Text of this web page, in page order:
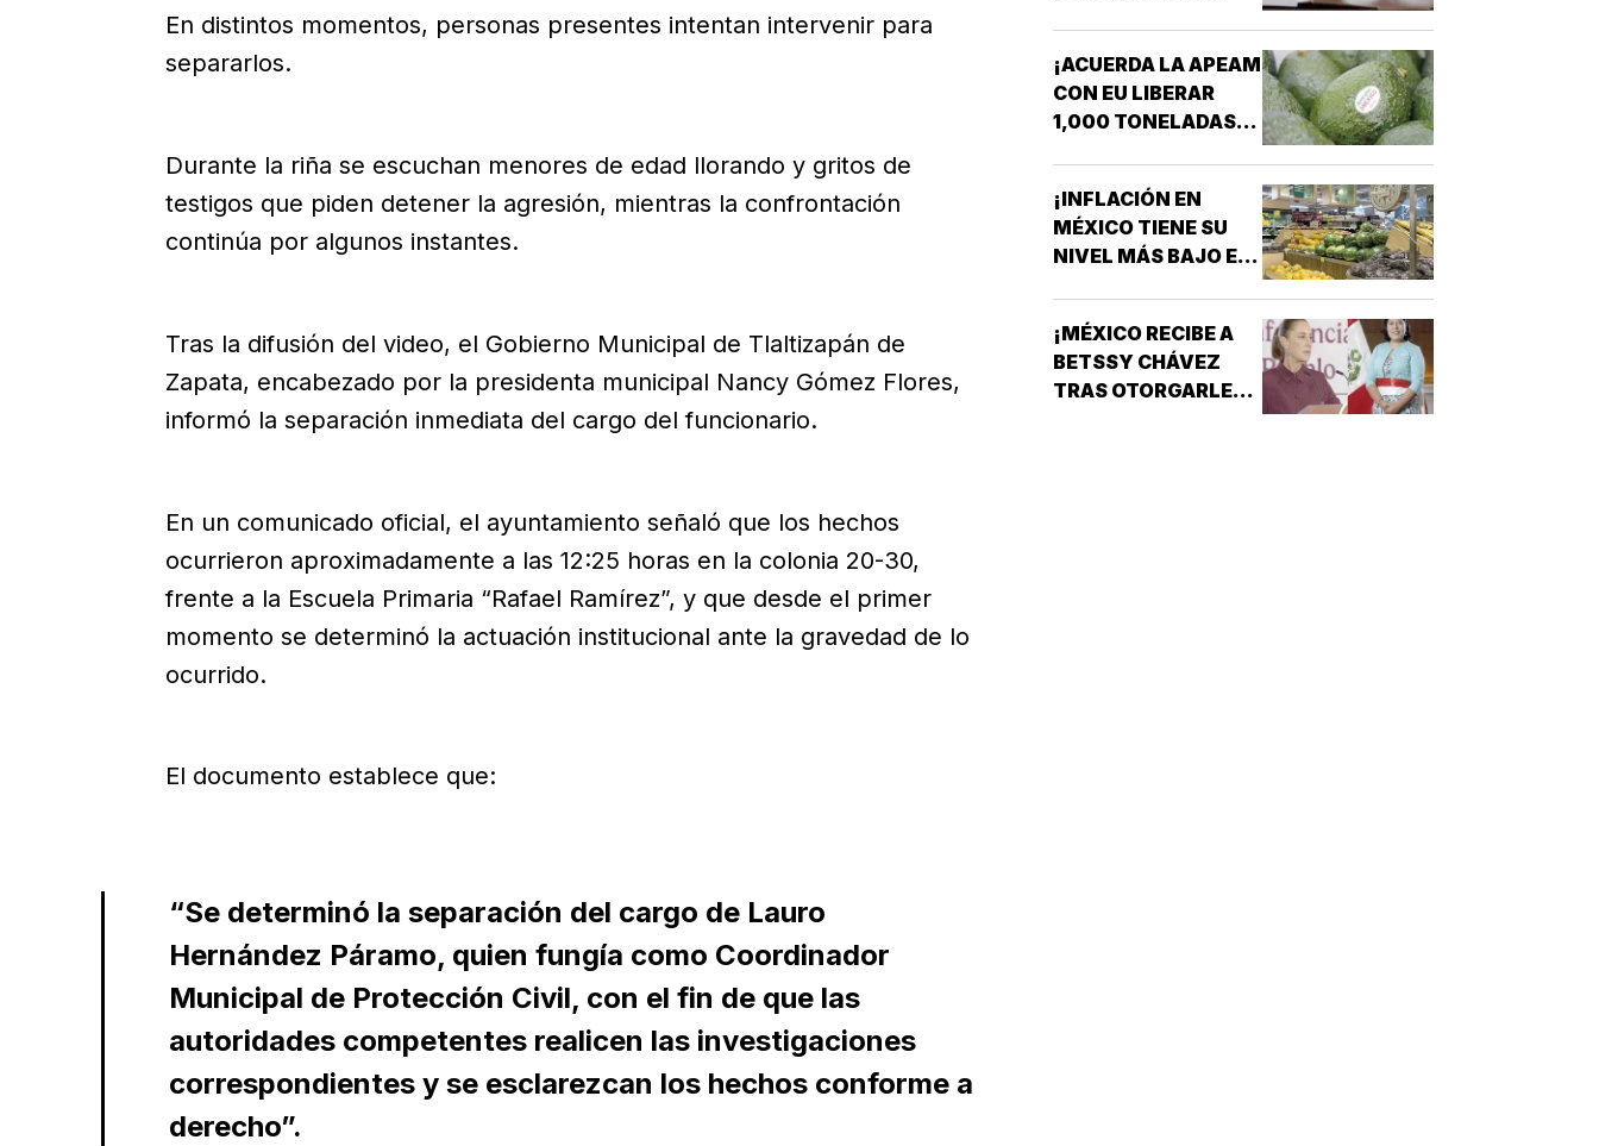
En distintos momentos, personas presentes intentan intervenir para
separarlos.
Durante la riña se escuchan menores de edad llorando y gritos de
testigos que piden detener la agresión, mientras la confrontación
continúa por algunos instantes.
Tras la difusión del video, el Gobierno Municipal de Tlaltizapán de
Zapata, encabezado por la presidenta municipal Nancy Gómez Flores,
informó la separación inmediata del cargo del funcionario.
En un comunicado oficial, el ayuntamiento señaló que los hechos
ocurrieron aproximadamente a las 12:25 horas en la colonia 20-30,
frente a la Escuela Primaria “Rafael Ramírez”, y que desde el primer
momento se determinó la actuación institucional ante la gravedad de lo
ocurrido.
El documento establece que:
“Se determinó la separación del cargo de Lauro
Hernández Páramo, quien fungía como Coordinador
Municipal de Protección Civil, con el fin de que las
autoridades competentes realicen las investigaciones
correspondientes y se esclarezcan los hechos conforme a
derecho”.
¡ACUERDA LA APEAM
CON EU LIBERAR
1,000 TONELADAS
¡INFLACIÓN EN
MÉXICO TIENE SU
NIVEL MÁS BAJO EN
¡MÉXICO RECIBE A
BETSSY CHÁVEZ
TRAS OTORGARLE